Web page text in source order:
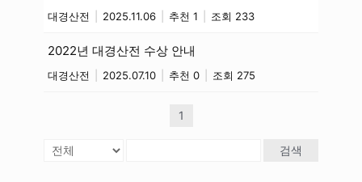
대경산전 2025.11.06 추천 1 조회 233
2022년 대경산전 수상 안내
대경산전 2025.07.10 추천 0 조회 275
1
검색